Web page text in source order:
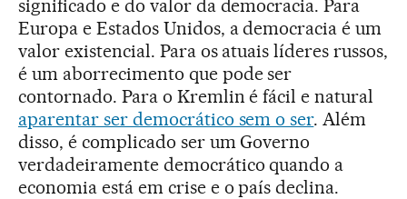
significado e do valor da democracia. Para
Europa e Estados Unidos, a democracia é um
valor existencial. Para os atuais líderes russos,
é um aborrecimento que pode ser
contornado. Para o Kremlin é fácil e natural
aparentar ser democrático sem o ser. Além
disso, é complicado ser um Governo
verdadeiramente democrático quando a
economia está em crise e o país declina.